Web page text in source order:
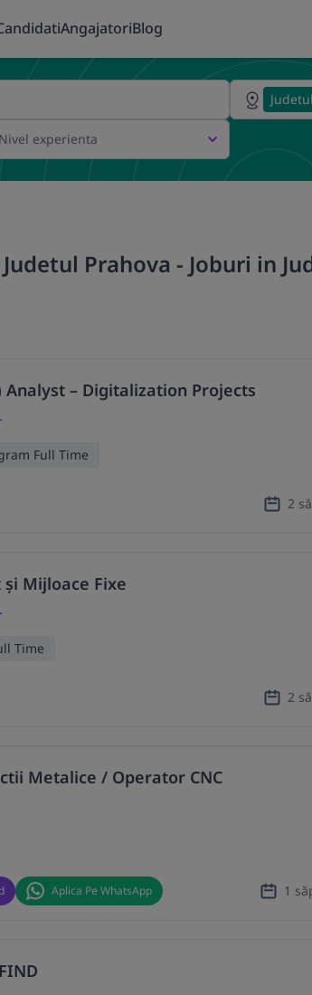
AngajatoriBlog
Nivel experienta
Prahova - Joburi in
Analyst – Digitalization Projects
Full Time
2
Mijloace Fixe
Time
2
Metalice / Operator CNC
Aplica Pe WhatsApp 1